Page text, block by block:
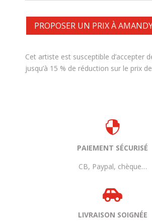
PROPOSER UN PRIX À
Cet artiste est susceptible d’accepter
jusqu’à 15 % de réduction sur le prix

PAIEMENT SÉCURISÉ
CB, Paypal, chèque…

LIVRAISON SOIGNÉE